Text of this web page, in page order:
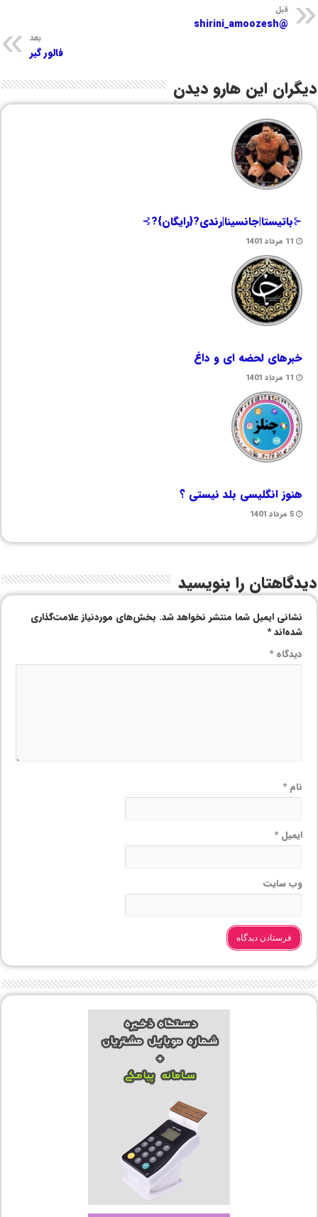
قبل
@shirini_amoozesh
بعد
فالور گیر
دیگران این هارو دیدن
⊰باتیستا|جانسینا|رندی?{رایگان}?⊱
11 مرداد 1401
خبرهای لحضه ای و داغ
11 مرداد 1401
هنوز انگلیسی بلد نیستی ؟
5 مرداد 1401
دیدگاهتان را بنویسید
نشانی ایمیل شما منتشر نخواهد شد. بخش‌های موردنیاز علامت‌گذاری
شده‌اند*
دیدگاه*
نام*
ایمیل*
وب‌ سایت